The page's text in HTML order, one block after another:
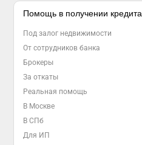
Помощь в получении кредита
Под залог недвижимости
От сотрудников банка
Брокеры
За откаты
Реальная помощь
В Москве
В СПб
Для ИП